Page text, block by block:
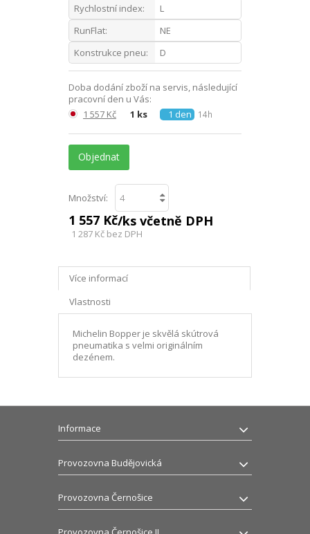
Rychlostní index:
L
RunFlat:
NE
Konstrukce pneu:
D
Doba dodání zboží na servis, následující
pracovní den u Vás:
1 557 Kč
1 ks 1 den 14h
Objednat
Množství:
1 557 Kč/ks včetně DPH
1 287 Kč bez DPH
Více informací
Vlastnosti
Michelin Bopper je skvělá skútrová
pneumatika s velmi originálním
dezénem.
Informace
Provozovna Budějovická
Provozovna Černošice